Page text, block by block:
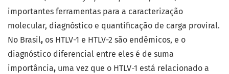
importantes ferramentas para a caracterização
molecular, diagnóstico e quantificação de carga proviral.
No Brasil, os HTLV-1 e HTLV-2 são endêmicos, e o
diagnóstico diferencial entre eles é de suma
importância, uma vez que o HTLV-1 está relacionado a